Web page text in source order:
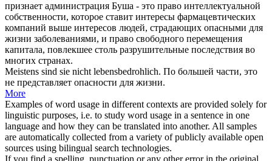
признает администрация Буша - это право интеллектуальной
собственности, которое ставит интересы фармацевтических
компаний выше интересов людей, страдающих опасными для
жизни заболеваниями, и право свободного перемещения
капитала, повлекшее столь разрушительные последствия во
многих странах.
Meistens sind sie nicht lebensbedrohlich. По большей части, это
не представляет опасности для жизни.
More
Examples of word usage in different contexts are provided solely for
linguistic purposes, i.e. to study word usage in a sentence in one
language and how they can be translated into another. All samples
are automatically collected from a variety of publicly available open
sources using bilingual search technologies.